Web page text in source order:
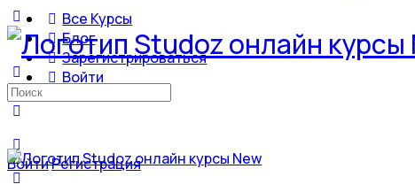
Все Курсы
Блог
Зарегистрироваться
Войти
ВойтиРегистрация
Искать: